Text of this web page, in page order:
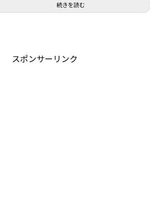
続きを読む
スポンサーリンク